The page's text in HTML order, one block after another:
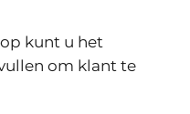
kunt u het
om klant te